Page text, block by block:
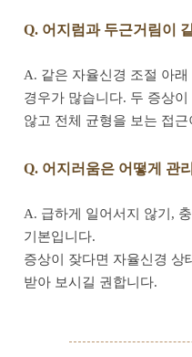
Q. 어지럼과 두근거림이
A. 같은 자율신경 조절 아
경우가 많습니다. 두 증상
않고 전체 균형을 보는 접
Q. 어지러움은 어떻게 관
A. 급하게 일어서지 않기,
기본입니다.
증상이 잦다면 자율신경 상
받아 보시길 권합니다.